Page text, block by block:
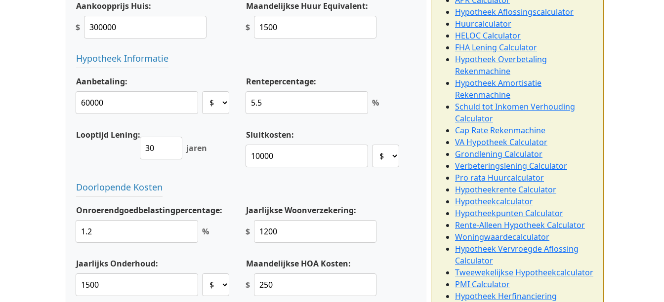
Aankoopprijs Huis:
$
Maandelijkse Huur Equivalent:
$
Hypotheek Informatie
Aanbetaling:
Rentepercentage:
%
Looptijd Lening:
jaren
Sluitkosten:
Doorlopende Kosten
Onroerendgoedbelastingpercentage:
%
Jaarlijkse Woonverzekering:
$
Jaarlijks Onderhoud:
Maandelijkse HOA Kosten:
$
Hypotheek Aflossingscalculator
Huurcalculator
HELOC Calculator
FHA Lening Calculator
Hypotheek Overbetaling
Rekenmachine
Hypotheek Amortisatie
Rekenmachine
Schuld tot Inkomen Verhouding
Calculator
Cap Rate Rekenmachine
VA Hypotheek Calculator
Grondlening Calculator
Verbeteringslening Calculator
Pro rata Huurcalculator
Hypotheekrente Calculator
Hypotheekcalculator
Hypotheekpunten Calculator
Rente-Alleen Hypotheek Calculator
Woningwaardecalculator
Hypotheek Vervroegde Aflossing
Calculator
Tweewekelijkse Hypotheekcalculator
PMI Calculator
Hypotheek Herfinanciering